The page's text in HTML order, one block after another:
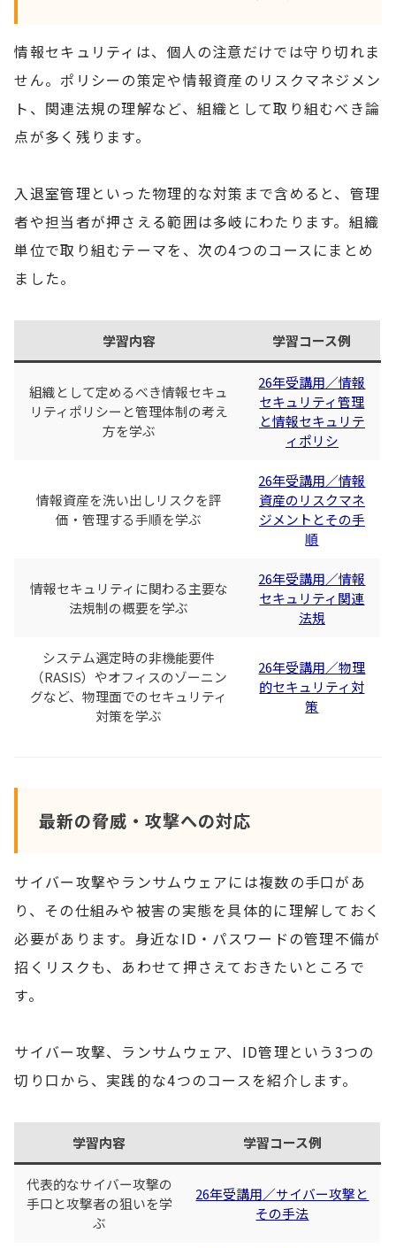
情報セキュリティは、個人の注意だけでは守り切れま
せん。ポリシーの策定や情報資産のリスクマネジメン
ト、関連法規の理解など、組織として取り組むべき論
点が多く残ります。
入退室管理といった物理的な対策まで含めると、管理
者や担当者が押さえる範囲は多岐にわたります。組織
単位で取り組むテーマを、次の4つのコースにまとめ
ました。
学習内容 学習コース例
組織として定めるべき情報セキュ
リティポリシーと管理体制の考え
方を学ぶ
26年受講用／情報
セキュリティ管理
と情報セキュリテ
ィポリシ
情報資産を洗い出しリスクを評
価・管理する手順を学ぶ
26年受講用／情報
資産のリスクマネ
ジメントとその手
順
情報セキュリティに関わる主要な
法規制の概要を学ぶ
26年受講用／情報
セキュリティ関連
法規
システム選定時の非機能要件
（RASIS）やオフィスのゾーニン
グなど、物理面でのセキュリティ
対策を学ぶ
26年受講用／物理
的セキュリティ対
策
最新の脅威・攻撃への対応
サイバー攻撃やランサムウェアには複数の手口があ
り、その仕組みや被害の実態を具体的に理解しておく
必要があります。身近なID・パスワードの管理不備が
招くリスクも、あわせて押さえておきたいところで
す。
サイバー攻撃、ランサムウェア、ID管理という3つの
切り口から、実践的な4つのコースを紹介します。
学習内容 学習コース例
代表的なサイバー攻撃の
手口と攻撃者の狙いを学
ぶ
26年受講用／サイバー攻撃と
その手法